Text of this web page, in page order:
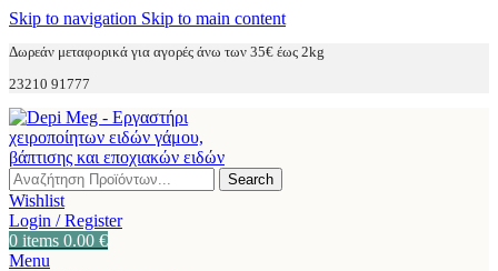
Skip to navigation Skip to main content
Δωρεάν μεταφορικά για αγορές άνω των 35€ έως 2kg
23210 91777
Search
Wishlist
Login / Register
0 items 0.00 €
Menu